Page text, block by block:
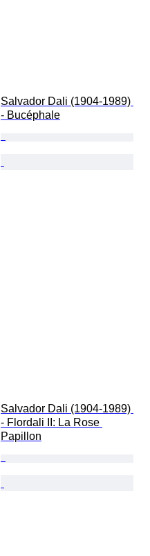
Salvador Dali (1904-1989)
- Bucéphale
Salvador Dali (1904-1989)
- Flordali II: La Rose
Papillon